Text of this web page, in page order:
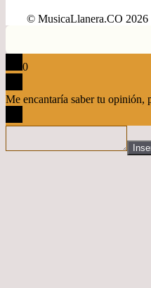
© MusicaLlanera.CO 2026
0
Me encantaría saber tu opinión,